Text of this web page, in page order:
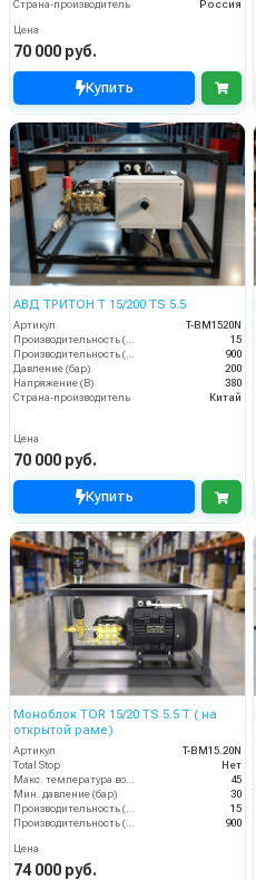
Страна-производитель Россия
Цена
70 000 руб.
Купить
АВД ТРИТОН T 15/200 TS 5.5
Артикул
T-BM1520N
Производительность (л/мин)
15
Производительность (л/ч)
900
Давление (бар)
200
Напряжение (В)
380
Страна-производитель
Китай
Цена
70 000 руб.
Купить
Моноблок TOR 15/20 TS 5.5 T ( на
открытой раме)
Артикул
T-BM15.20N
Total Stop
Нет
45
Мин. давление (бар)
30
15
900
Цена
74 000 руб.